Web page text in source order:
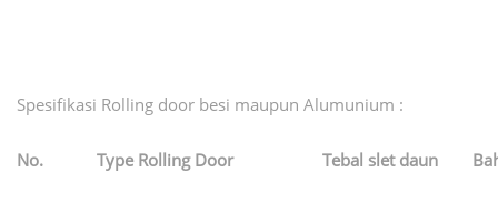
Spesifikasi Rolling door besi maupun Alumunium :
No. Type Rolling Door Tebal slet daun